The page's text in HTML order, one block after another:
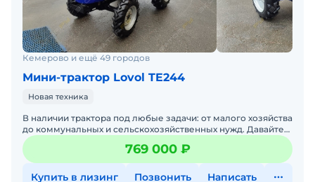
Кемерово и ещё 49 городов
Мини-трактор Lovol TE244
Новая техника
В наличии трактора под любые задачи: от малого хозяйства
до коммунальных и сельскохозяйственных нужд. Давайте
подберем трактор под ваши задачи — просто напиши
769 000 ₽
Купить в лизинг Позвонить Написать